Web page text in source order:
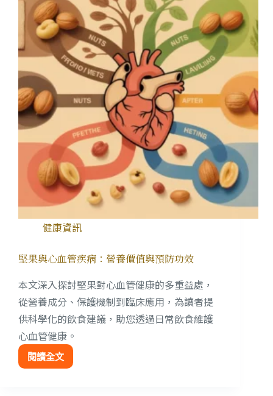
健康資訊
堅果與心血管疾病：營養價值與預防功效
本文深入探討堅果對心血管健康的多重益處，
從營養成分、保護機制到臨床應用，為讀者提
供科學化的飲食建議，助您透過日常飲食維護
心血管健康。
閱讀全文